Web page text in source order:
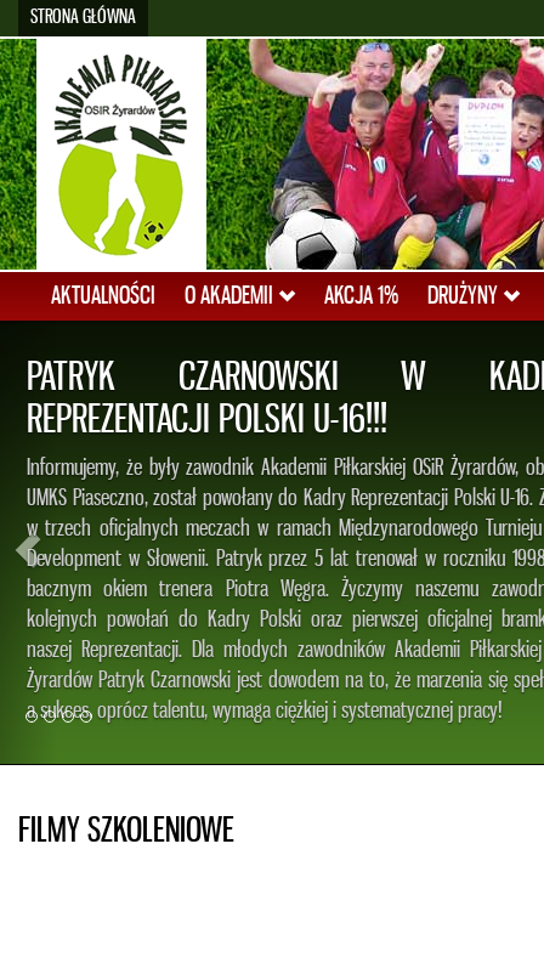
STRONA GŁÓWNA
AKTUALNOŚCI O AKADEMII AKCJA 1% DRUŻYNY
PATRYK CZARNOWSKI W
REPREZENTACJI POLSKI U-16!!!
Informujemy, że były zawodnik Akademii Piłkarskiej OSiR Żyrardów,
UMKS Piaseczno, został powołany do Kadry Reprezentacji Polski U-16.
w trzech oficjalnych meczach w ramach Międzynarodowego Turnieju
Development w Słowenii. Patryk przez 5 lat trenował w roczniku
bacznym okiem trenera Piotra Węgra. Życzymy naszemu
kolejnych powołań do Kadry Polski oraz pierwszej oficjalnej
naszej Reprezentacji. Dla młodych zawodników Akademii Piłkarskiej
Żyrardów Patryk Czarnowski jest dowodem na to, że marzenia się
a sukces, oprócz talentu, wymaga ciężkiej i systematycznej pracy!
FILMY SZKOLENIOWE